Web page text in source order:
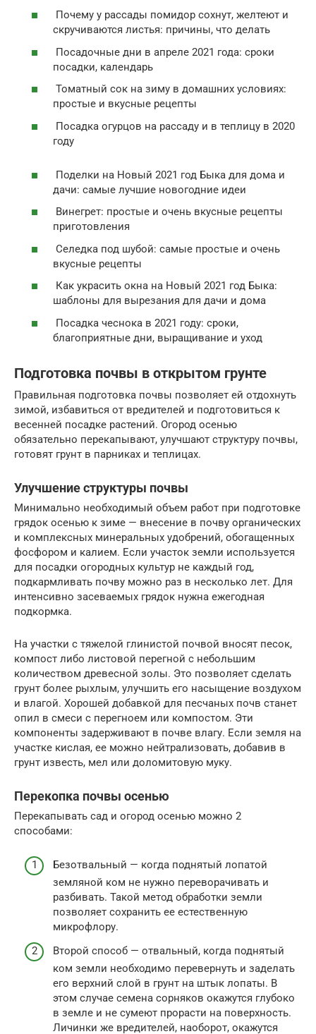
Почему у рассады помидор сохнут, желтеют и
скручиваются листья: причины, что делать
Посадочные дни в апреле 2021 года: сроки
посадки, календарь
Томатный сок на зиму в домашних условиях:
простые и вкусные рецепты
Посадка огурцов на рассаду и в теплицу в 2020
году
Поделки на Новый 2021 год Быка для дома и
дачи: самые лучшие новогодние идеи
Винегрет: простые и очень вкусные рецепты
приготовления
Селедка под шубой: самые простые и очень
вкусные рецепты
Как украсить окна на Новый 2021 год Быка:
шаблоны для вырезания для дачи и дома
Посадка чеснока в 2021 году: сроки,
благоприятные дни, выращивание и уход
Подготовка почвы в открытом грунте
Правильная подготовка почвы позволяет ей отдохнуть
зимой, избавиться от вредителей и подготовиться к
весенней посадке растений. Огород осенью
обязательно перекапывают, улучшают структуру почвы,
готовят грунт в парниках и теплицах.
Улучшение структуры почвы
Минимально необходимый объем работ при подготовке
грядок осенью к зиме — внесение в почву органических
и комплексных минеральных удобрений, обогащенных
фосфором и калием. Если участок земли используется
для посадки огородных культур не каждый год,
подкармливать почву можно раз в несколько лет. Для
интенсивно засеваемых грядок нужна ежегодная
подкормка.
На участки с тяжелой глинистой почвой вносят песок,
компост либо листовой перегной с небольшим
количеством древесной золы. Это позволяет сделать
грунт более рыхлым, улучшить его насыщение воздухом
и влагой. Хорошей добавкой для песчаных почв станет
опил в смеси с перегноем или компостом. Эти
компоненты задерживают в почве влагу. Если земля на
участке кислая, ее можно нейтрализовать, добавив в
грунт известь, мел или доломитовую муку.
Перекопка почвы осенью
Перекапывать сад и огород осенью можно 2
способами:
Безотвальный — когда поднятый лопатой
земляной ком не нужно переворачивать и
разбивать. Такой метод обработки земли
позволяет сохранить ее естественную
микрофлору.
Второй способ — отвальный, когда поднятый
ком земли необходимо перевернуть и заделать
его верхний слой в грунт на штык лопаты. В
этом случае семена сорняков окажутся глубоко
в земле и не сумеют прорасти на поверхность.
Личинки же вредителей, наоборот, окажутся